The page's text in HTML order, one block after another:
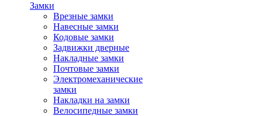
Замки
Врезные замки
Навесные замки
Кодовые замки
Задвижки дверные
Накладные замки
Почтовые замки
Электромеханические
замки
Накладки на замки
Велосипедные замки